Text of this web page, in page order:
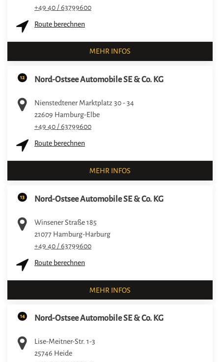
+49 40 / 63799600
Route berechnen
MEHR INFOS
12 Nord-Ostsee Automobile SE & Co. KG
Nienstedtener Marktplatz 30 - 34
22609 Hamburg-Elbe
+49 40 / 63799600
Route berechnen
MEHR INFOS
13 Nord-Ostsee Automobile SE & Co. KG
Winsener Straße 185
21077 Hamburg-Harburg
+49 40 / 63799600
Route berechnen
MEHR INFOS
14 Nord-Ostsee Automobile SE & Co. KG
Lise-Meitner-Str. 1-3
25746 Heide